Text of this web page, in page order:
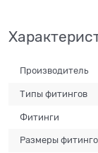
Производитель
Типы фитингов
Фитинги
Размеры